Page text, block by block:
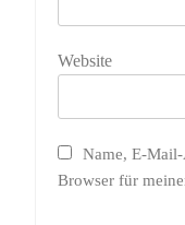
Website
Name, E-Mail-
Browser für